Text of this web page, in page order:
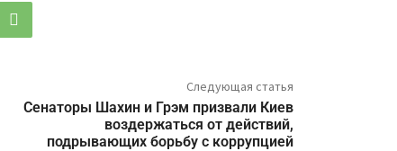
Следующая статья
Cенаторы Шахин и Грэм призвали Киев
воздержаться от действий,
подрывающих борьбу с коррупцией